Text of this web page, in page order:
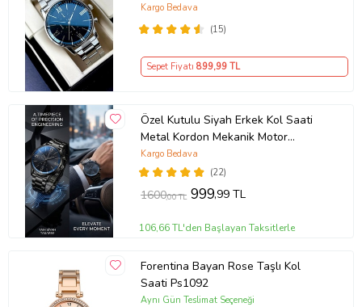
(15)
Kargo Bedava
Sepet Fiyatı 899,99 TL
Özel Kutulu Siyah Erkek Kol Saati
Metal Kordon Mekanik Motor
Garantili Hediye Kart Notu İle
Gönderilir
(22)
Kargo Bedava
1600,00 TL 999,99 TL
106,66 TL'den Başlayan Taksitlerle
Forentina Bayan Rose Taşlı Kol
Saati Ps1092
Aynı Gün Teslimat Seçeneği